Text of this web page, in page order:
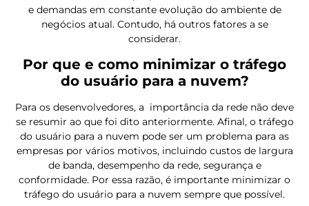
e demandas em constante evolução do ambiente de
negócios atual. Contudo, há outros fatores a se
considerar.
Por que e como minimizar o tráfego
do usuário para a nuvem?
Para os desenvolvedores, a importância da rede não deve
se resumir ao que foi dito anteriormente. Afinal, o tráfego
do usuário para a nuvem pode ser um problema para as
empresas por vários motivos, incluindo custos de largura
de banda, desempenho da rede, segurança e
conformidade. Por essa razão, é importante minimizar o
tráfego do usuário para a nuvem sempre que possível.